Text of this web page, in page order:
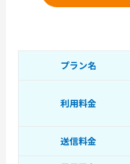
プラン名
利用料金
送信料金